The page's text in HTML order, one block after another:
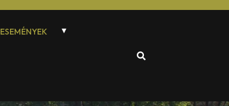
ESEMÉNYEK